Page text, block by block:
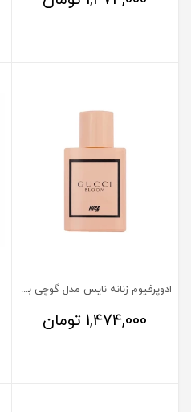
ادوپرفیوم زنانه نایس مدل گوچی بلوم
1,474,000 تومان